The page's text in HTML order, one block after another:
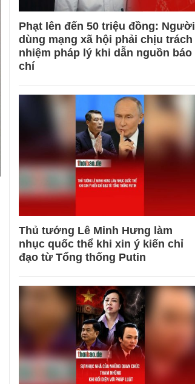
Phạt lên đến 50 triệu đồng: Người
dùng mạng xã hội phải chịu trách
nhiệm pháp lý khi dẫn nguồn báo
chí
Thủ tướng Lê Minh Hưng làm
nhục quốc thể khi xin ý kiến chỉ
đạo từ Tổng thống Putin